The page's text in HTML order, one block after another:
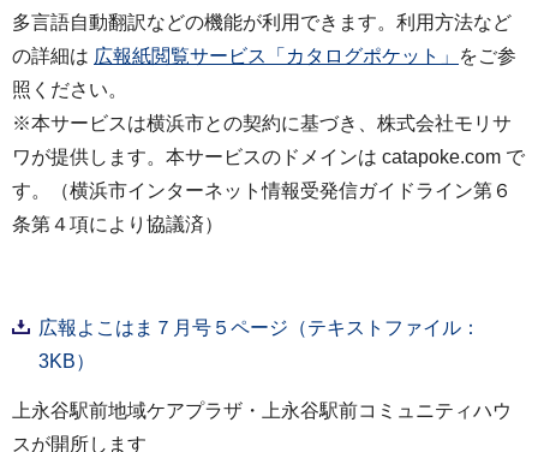
多言語自動翻訳などの機能が利用できます。利用方法など
の詳細は 広報紙閲覧サービス「カタログポケット」
をご参
照ください。
※本サービスは横浜市との契約に基づき、株式会社モリサ
ワが提供します。本サービスのドメインは catapoke.com で
す。（横浜市インターネット情報受発信ガイドライン第６
条第４項により協議済）
広報よこはま７月号５ページ（テキストファイル：
3KB）
上永谷駅前地域ケアプラザ・上永谷駅前コミュニティハウ
スが開所します